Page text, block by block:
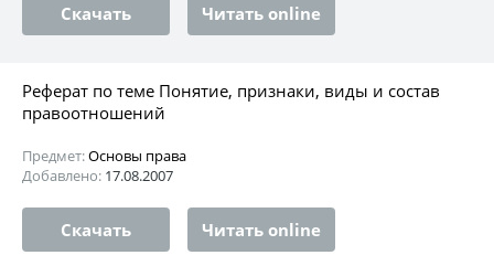
Скачать Читать online
Реферат по теме Понятие, признаки, виды и состав
правоотношений
Предмет:Основы права
Добавлено: 17.08.2007
Скачать Читать online